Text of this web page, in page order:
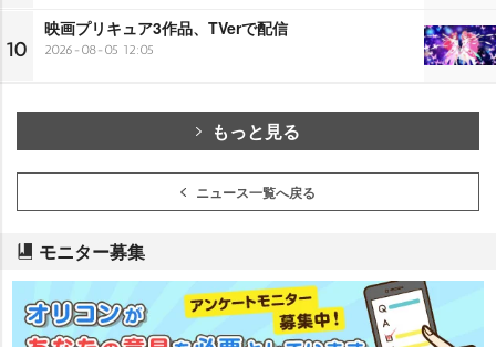
10
映画プリキュア3作品、TVerで配信
2026-08-05 12:05
もっと見る
ニュース一覧へ戻る
モニター募集